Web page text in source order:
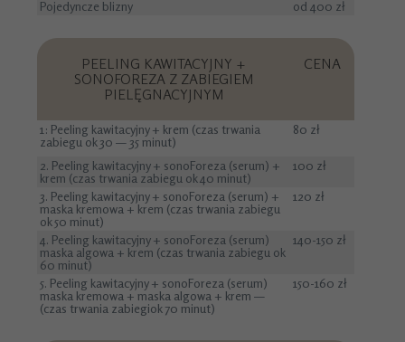
Pojedyncze blizny
od 400 zł
PEELING KAWITACYJNY +
SONOFOREZA Z ZABIEGIEM
PIELĘGNACYJNYM
CENA
1: Peeling kawitacyjny + krem (czas trwania
zabiegu ok 30 — 35 minut)
80 zł
2. Peeling kawitacyjny + sonoForeza (serum) +
krem (czas trwania zabiegu ok 40 minut)
100 zł
3. Peeling kawitacyjny + sonoForeza (serum) +
maska kremowa + krem (czas trwania zabiegu
ok 50 minut)
120 zł
4. Peeling kawitacyjny + sonoForeza (serum)
maska algowa + krem (czas trwania zabiegu ok
60 minut)
140-150 zł
5. Peeling kawitacyjny + sonoForeza (serum)
maska kremowa + maska algowa + krem —
(czas trwania zabiegiok 70 minut)
150-160 zł